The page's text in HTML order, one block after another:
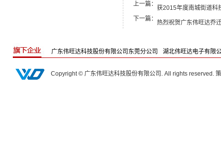
上一篇： 获2015年度南城街道科
下一篇： 热烈祝贺广东伟旺达乔
广东伟旺达科技股份有限公司东莞分公司 湖北伟旺达电子有限
Copyright © 广东伟旺达科技股份有限公司. All rights reserved.